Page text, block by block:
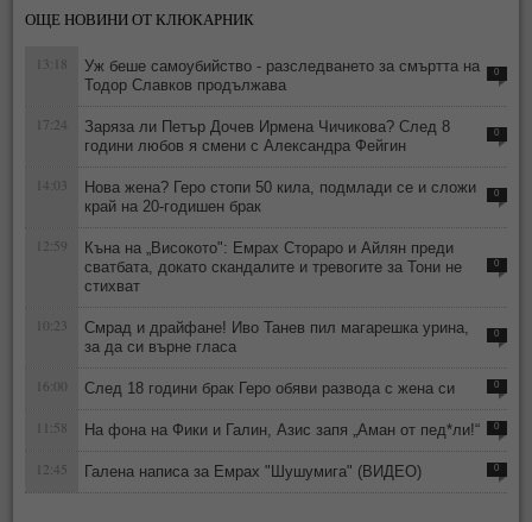
ОЩЕ НОВИНИ ОТ КЛЮКАРНИК
13:18
Уж беше самоубийство - разследването за смъртта на
Тодор Славков продължава
0
17:24
Заряза ли Петър Дочев Ирмена Чичикова? След 8
години любов я смени с Александра Фейгин
0
14:03
Нова жена? Геро стопи 50 кила, подмлади се и сложи
край на 20-годишен брак
0
12:59
Къна на „Високото": Емрах Стораро и Айлян преди
сватбата, докато скандалите и тревогите за Тони не
стихват
0
10:23
Смрад и драйфане! Иво Танев пил магарешка урина,
за да си върне гласа
0
16:00 След 18 години брак Геро обяви развода с жена си 0
11:58 На фона на Фики и Галин, Азис запя „Аман от пед*ли!“ 0
12:45 Галена написа за Емрах "Шушумига" (ВИДЕО) 0